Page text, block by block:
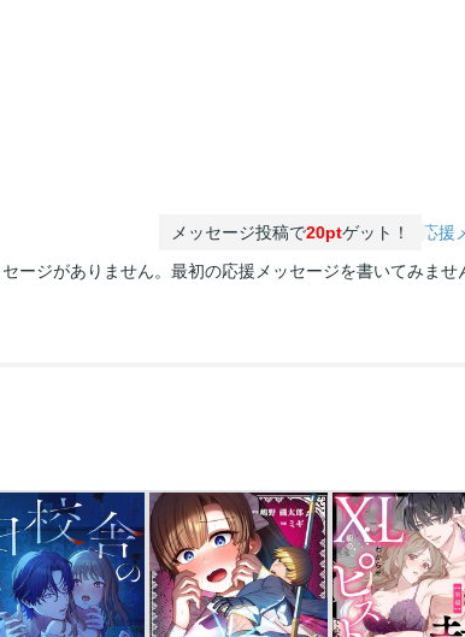
メッセージ投稿で20ptゲット！
応援
ージがありません。最初の応援メッセージを書いてみませ